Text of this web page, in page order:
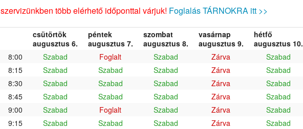
szervizünkben több elérhető időponttal várjuk! Foglalás TÁRNOKRA itt >>
csütörtök
augusztus 6.
péntek
augusztus 7.
szombat
augusztus 8.
vasárnap
augusztus 9.
hétfő
augusztus 10.
8:00
Szabad Foglalt Szabad Zárva Szabad
8:15
Szabad Szabad Szabad Zárva Szabad
8:30
Szabad Szabad Szabad Zárva Szabad
8:45
Szabad Szabad Szabad Zárva Szabad
9:00
Szabad Foglalt Szabad Zárva Szabad
9:15
Szabad Szabad Szabad Zárva Szabad